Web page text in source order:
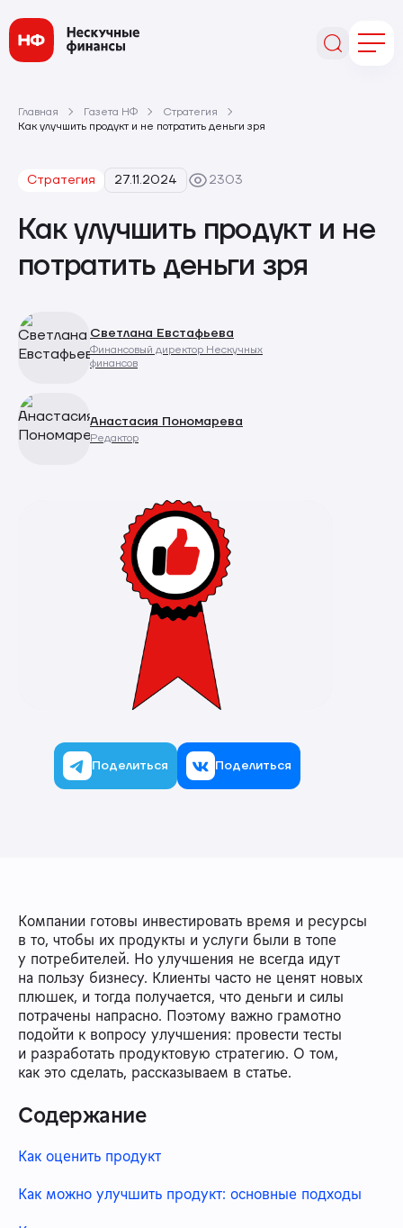
Главная Газета НФ
Стратегия
Как улучшить продукт и не потратить деньги зря
Стратегия 27.11.2024 2303
Как улучшить продукт и не
потратить деньги зря
Светлана Евстафьева
Финансовый директор Нескучных
финансов
Анастасия Пономарева
Редактор
Поделиться Поделиться
Компании готовы инвестировать время и ресурсы
в то, чтобы их продукты и услуги были в топе
у потребителей. Но улучшения не всегда идут
на пользу бизнесу. Клиенты часто не ценят новых
плюшек, и тогда получается, что деньги и силы
потрачены напрасно. Поэтому важно грамотно
подойти к вопросу улучшения: провести тесты
и разработать продуктовую стратегию. О том,
как это сделать, рассказываем в статье.
Содержание
Как оценить продукт
Как можно улучшить продукт: основные подходы